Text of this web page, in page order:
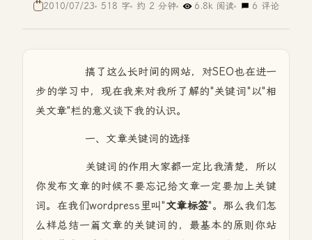
2010/07/23 518 字 约 2 分钟 6.8k 阅读 6 评论
搞了这么长时间的网站，对SEO也在进一
步的学习中，现在我来对我所了解的"关键词"以"相
关文章"栏的意义谈下我的认识。
一、文章关键词的选择
关键词的作用大家都一定比我清楚，所以
你发布文章的时候不要忘记给文章一定要加上关键
词。在我们wordpress里叫"文章标签"。那么我们怎
么样总结一篇文章的关键词的，最基本的原则你站